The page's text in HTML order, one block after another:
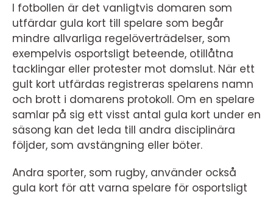
I fotbollen är det vanligtvis domaren som
utfärdar gula kort till spelare som begår
mindre allvarliga regelöverträdelser, som
exempelvis osportsligt beteende, otillåtna
tacklingar eller protester mot domslut. När ett
gult kort utfärdas registreras spelarens namn
och brott i domarens protokoll. Om en spelare
samlar på sig ett visst antal gula kort under en
säsong kan det leda till andra disciplinära
följder, som avstängning eller böter.
Andra sporter, som rugby, använder också
gula kort för att varna spelare för osportsligt